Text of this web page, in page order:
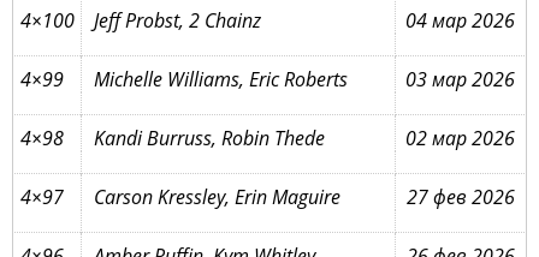
4×100 Jeff Probst, 2 Chainz 04 мар 2026
4×99 Michelle Williams, Eric Roberts 03 мар 2026
4×98 Kandi Burruss, Robin Thede 02 мар 2026
4×97 Carson Kressley, Erin Maguire 27 фев 2026